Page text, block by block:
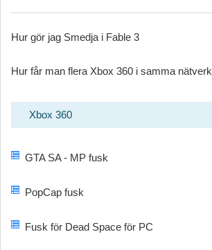
Hur gör jag Smedja i Fable 3
Hur får man flera Xbox 360 i samma nätverk
Xbox 360
GTA SA - MP fusk
PopCap fusk
Fusk för Dead Space för PC